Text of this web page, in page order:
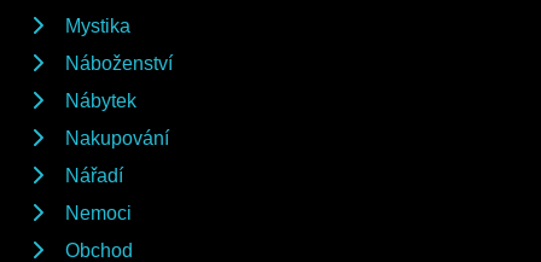
Mystika
Náboženství
Nábytek
Nakupování
Nářadí
Nemoci
Obchod